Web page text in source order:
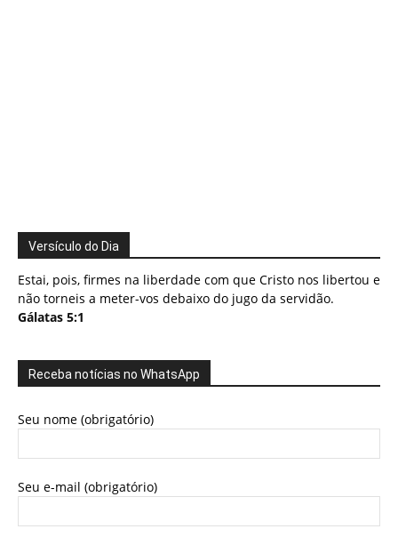
Versículo do Dia
Estai, pois, firmes na liberdade com que Cristo nos libertou e
não torneis a meter-vos debaixo do jugo da servidão.
Gálatas 5:1
Receba notícias no WhatsApp
Seu nome (obrigatório)
Seu e-mail (obrigatório)